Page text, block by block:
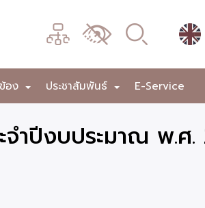
เมนู
เปลี่ยน
ผล
+
อง +
ประชาสัมพันธ์ E-Service
ำปีงบประมาณ พ.ศ.